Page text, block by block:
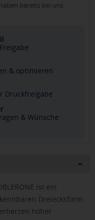
haben bereits bei uns
& optimieren
Druckfreigabe
& Wünsche
ist ein
Dreiecksform
höher